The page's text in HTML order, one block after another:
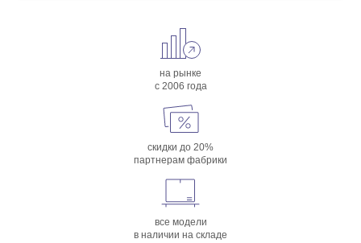
на рынке
с 2006 года
скидки до 20%
партнерам фабрики
все модели
в наличии на складе